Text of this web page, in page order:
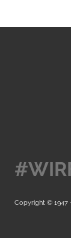
Copyright © 1947